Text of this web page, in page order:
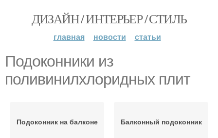
ДИЗАЙН / ИНТЕРЬЕР / СТИЛЬ
главная новости статьи
Подоконники из
поливинилхлоридных плит
Подоконник на балконе Балконный подоконник